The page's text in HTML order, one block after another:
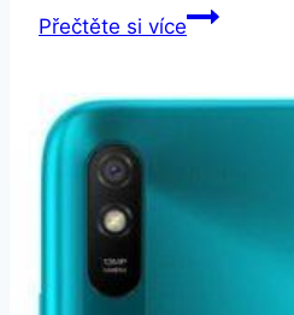
Přečtěte si víceSamsung
SM-
stříbrná